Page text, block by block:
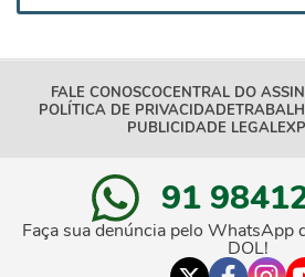
FALE CONOSCOCENTRAL DO
POLÍTICA DE PRIVACIDADE
PUBLICIDADE LEGAL
91
Faça sua denúncia pelo WhatsApp
DOL!